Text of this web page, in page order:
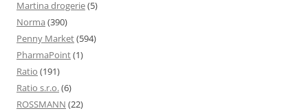
Martina drogerie(5)
Norma (390)
Penny Market(594)
PharmaPoint(1)
Ratio (191)
Ratio s.r.o.(6)
ROSSMANN (22)